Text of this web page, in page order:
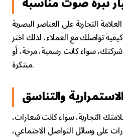
التجارية على العناصر البصرية
تواصلك مع العملاء، لذلك اختر
سواء كانت رسمية، مرحة، أو
مبتكرة.
التجارية، سواء كانت شعارات،
على وسائل التواصل الاجتماعي،